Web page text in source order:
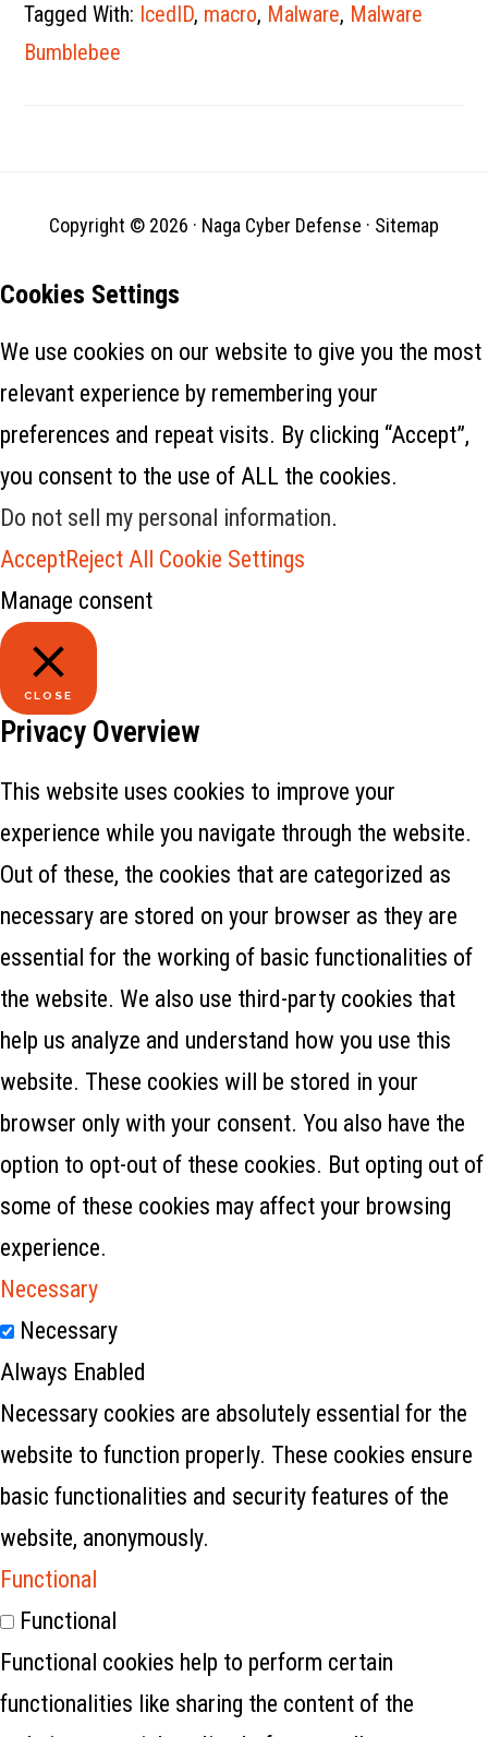
Tagged With: IcedID, macro, Malware, Malware
Bumblebee
Copyright © 2026 · Naga Cyber Defense · Sitemap
Cookies Settings
We use cookies on our website to give you the most
relevant experience by remembering your
preferences and repeat visits. By clicking “Accept”,
you consent to the use of ALL the cookies.
Do not sell my personal information.
AcceptReject All Cookie Settings
Manage consent
CLOSE
Privacy Overview
This website uses cookies to improve your
experience while you navigate through the website.
Out of these, the cookies that are categorized as
necessary are stored on your browser as they are
essential for the working of basic functionalities of
the website. We also use third-party cookies that
help us analyze and understand how you use this
website. These cookies will be stored in your
browser only with your consent. You also have the
option to opt-out of these cookies. But opting out of
some of these cookies may affect your browsing
experience.
Necessary
Necessary
Always Enabled
Necessary cookies are absolutely essential for the
website to function properly. These cookies ensure
basic functionalities and security features of the
website, anonymously.
Functional
Functional
Functional cookies help to perform certain
functionalities like sharing the content of the